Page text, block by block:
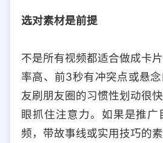
选对素材是前提
不是所有视频都适合做成卡
率高、前3秒有冲突点或悬
友刷朋友圈的习惯性划动很
眼抓住注意力。如果是推广
频，带故事线或实用技巧的素